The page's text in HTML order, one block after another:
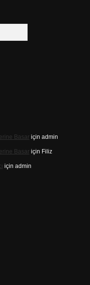
Basariçin admin
Basariçin Filiz
için admin